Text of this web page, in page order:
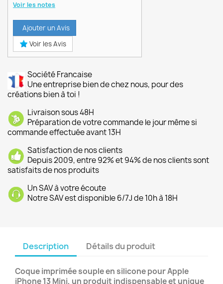
Voir les notes
Ajouter un Avis
Voir les Avis
Société Francaise
Une entreprise bien de chez nous, pour des
créations bien à toi !
Livraison sous 48H
Préparation de votre commande le jour même si
commande effectuée avant 13H
Satisfaction de nos clients
Depuis 2009, entre 92% et 94% de nos clients sont
satisfaits de nos produits
Un SAV à votre écoute
Notre SAV est disponible 6/7J de 10h à 18H
Description Détails du produit
Coque imprimée souple en silicone pour Apple
iPhone 13 Mini, un produit indispensable et unique